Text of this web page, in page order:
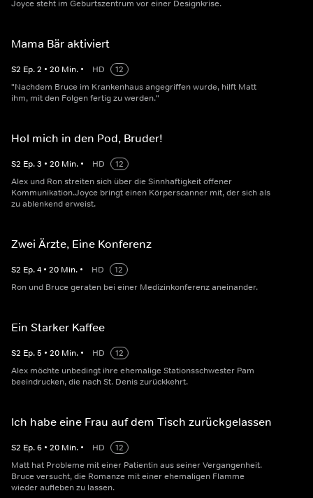
Joyce steht im Geburtszentrum vor einer Designkrise.
Mama Bär aktiviert
S2 Ep.2 • 20 Min. • HD
12
"Nachdem Bruce im Krankenhaus angegriffen wurde, hilft Matt
ihm, mit den Folgen fertig zu werden."
Hol mich in den Pod, Bruder!
S2 Ep.3 • 20 Min. • HD
12
Alex und Ron streiten sich über die Sinnhaftigkeit offener
Kommunikation.Joyce bringt einen Körperscanner mit, der sich als
zu ablenkend erweist.
Zwei Ärzte, Eine Konferenz
S2 Ep.4 • 20 Min. • HD
12
Ron und Bruce geraten bei einer Medizinkonferenz aneinander.
Ein Starker Kaffee
S2 Ep.5 • 20 Min. • HD
12
Alex möchte unbedingt ihre ehemalige Stationsschwester Pam
beeindrucken, die nach St. Denis zurückkehrt.
Ich habe eine Frau auf dem Tisch zurückgelassen
S2 Ep.6 • 20 Min. • HD
12
Matt hat Probleme mit einer Patientin aus seiner Vergangenheit.
Bruce versucht, die Romanze mit einer ehemaligen Flamme
wieder aufleben zu lassen.